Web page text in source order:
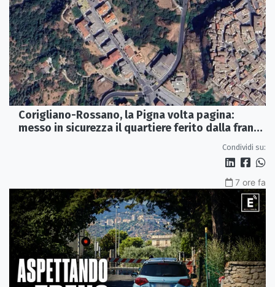
Corigliano-Rossano, la Pigna volta pagina:
messo in sicurezza il quartiere ferito dalla frana
Condividi su:
7 ore fa